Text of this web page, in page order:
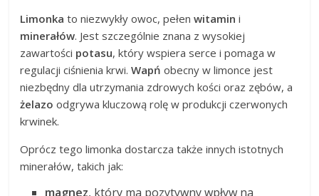
Limonka to niezwykły owoc, pełenwitamin i
minerałów. Jest szczególnie znana z wysokiej
zawartości potasu, który wspiera serce i pomaga w
regulacji ciśnienia krwi.Wapń obecny w limonce jest
niezbędny dla utrzymania zdrowych kości oraz zębów, a
żelazo odgrywa kluczową rolę w produkcji czerwonych
krwinek.
Oprócz tego limonka dostarcza także innych istotnych
minerałów, takich jak:
magnez, który ma pozytywny wpływ na